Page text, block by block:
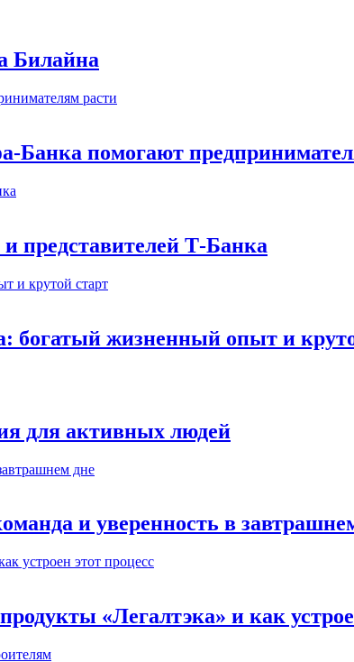
Билайна
помогают
представителей Т-Банка
богатый жизненный опыт и
для активных людей
и уверенность в
«Легалтэка» и как